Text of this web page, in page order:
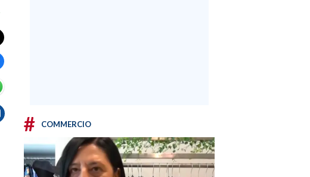
# COMMERCIO